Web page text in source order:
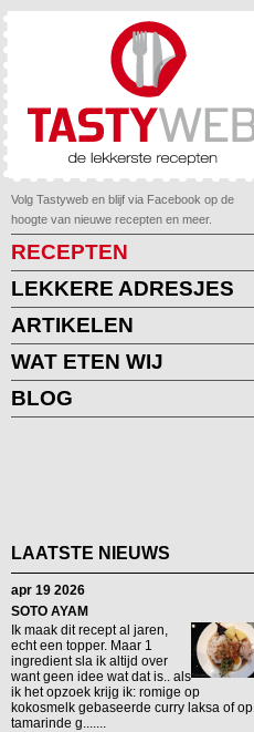
Volg Tastyweb en blijf via Facebook op de
hoogte van nieuwe recepten en meer.
RECEPTEN
LEKKERE ADRESJES
ARTIKELEN
WAT ETEN WIJ
BLOG
LAATSTE NIEUWS
apr 19 2026
SOTO AYAM
Ik maak dit recept al jaren,
echt een topper. Maar 1
ingredient sla ik altijd over
want geen idee wat dat is.. als
ik het opzoek krijg ik: romige op
kokosmelk gebaseerde curry laksa of op
tamarinde g.......